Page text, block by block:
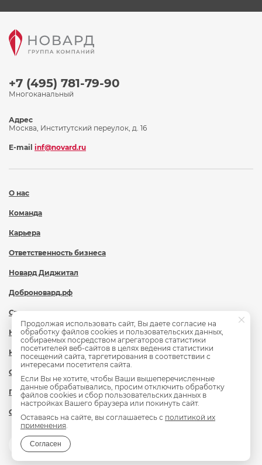
+7 (495) 781-79-90
Многоканальный
О нас
Команда
Карьера
Ответственность бизнеса
Новард Диджитал
Доброновард.рф
Статьи
Новости
Контакты
Охрана труда
Политика обработки персональных данных
Сведения об образовательной организации
Адрес
Москва, Институтский переулок, д. 16
E-mail inf@novard.ru
Продолжая использовать сайт, Вы даете согласие на
обработку файлов cookies и пользовательских данных,
собираемых посредством агрегаторов статистики
посетителей веб-сайтов в целях ведения статистики
посещений сайта, таргетирования в соответствии с
интересами посетителя сайта.
Если Вы не хотите, чтобы Ваши вышеперечисленные
данные обрабатывались, просим отключить обработку
файлов cookies и сбор пользовательских данных в
настройках Вашего браузера или покинуть сайт.
Оставаясь на сайте, вы соглашаетесь с политикой их
применения.
Согласен